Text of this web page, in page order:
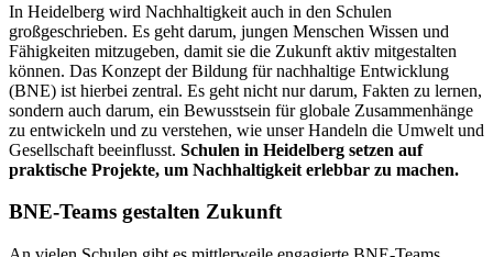
In Heidelberg wird Nachhaltigkeit auch in den Schulen
großgeschrieben. Es geht darum, jungen Menschen Wissen und
Fähigkeiten mitzugeben, damit sie die Zukunft aktiv mitgestalten
können. Das Konzept der Bildung für nachhaltige Entwicklung
(BNE) ist hierbei zentral. Es geht nicht nur darum, Fakten zu lernen,
sondern auch darum, ein Bewusstsein für globale Zusammenhänge
zu entwickeln und zu verstehen, wie unser Handeln die Umwelt und
Gesellschaft beeinflusst. Schulen in Heidelberg setzen auf
praktische Projekte, um Nachhaltigkeit erlebbar zu machen.
BNE-Teams gestalten Zukunft